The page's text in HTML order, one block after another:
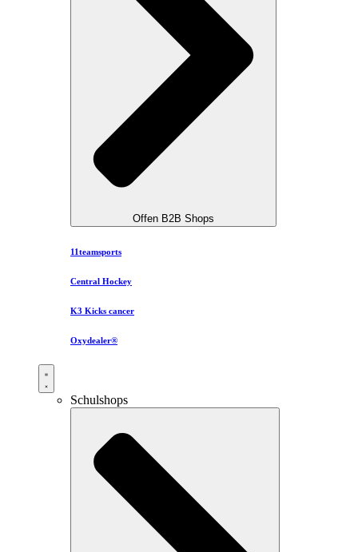
Offen B2B Shops
11teamsports
Central Hockey
K3 Kicks cancer
Oxydealer®
Schulshops